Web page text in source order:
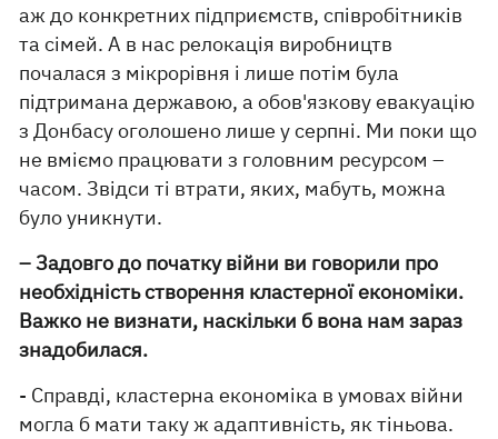
аж до конкретних підприємств, співробітників
та сімей. А в нас релокація виробництв
почалася з мікрорівня і лише потім була
підтримана державою, а обов'язкову евакуацію
з Донбасу оголошено лише у серпні. Ми поки що
не вміємо працювати з головним ресурсом –
часом. Звідси ті втрати, яких, мабуть, можна
було уникнути.
– Задовго до початку війни ви говорили про
необхідність створення кластерної економіки.
Важко не визнати, наскільки б вона нам зараз
знадобилася.
- Справді, кластерна економіка в умовах війни
могла б мати таку ж адаптивність, як тіньова.